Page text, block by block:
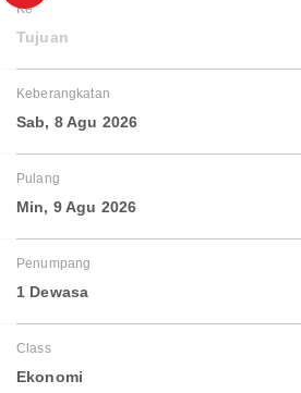
Ke
Tujuan
Keberangkatan
Sab, 8 Agu 2026
Pulang
Min, 9 Agu 2026
Penumpang
1 Dewasa
Class
Ekonomi